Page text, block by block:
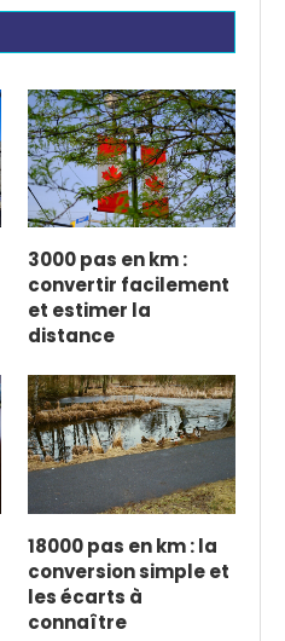
3000 pas en km :
convertir facilement
et estimer la
distance
18000 pas en km : la
conversion simple et
les écarts à
connaître